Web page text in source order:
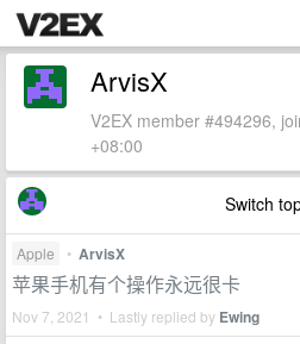
ArvisX
V2EX member #494296,
+08:00
Switch
Apple • ArvisX
苹果手机有个操作永远很卡
Nov 7, 2021 • Lastly replied by Ewing